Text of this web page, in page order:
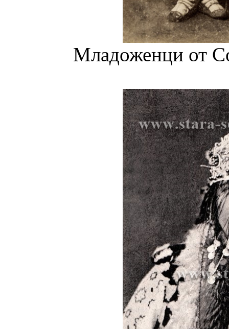
Младоженци от